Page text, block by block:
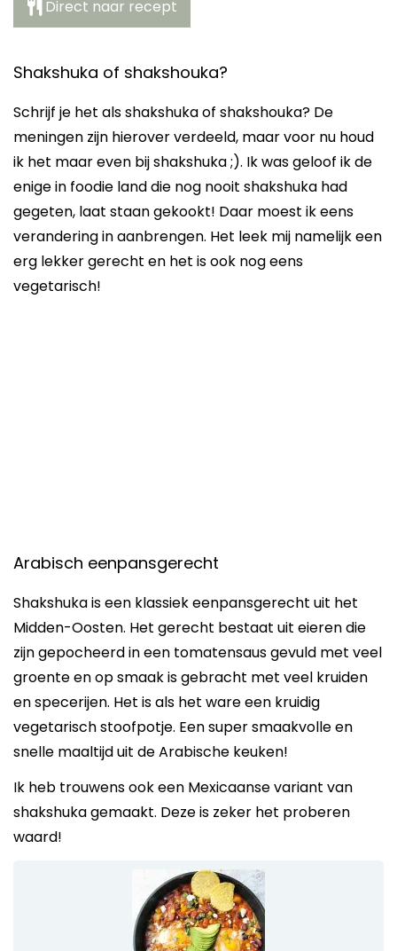
Direct naar recept
Shakshuka of shakshouka?
Schrijf je het als shakshuka of shakshouka? De
meningen zijn hierover verdeeld, maar voor nu houd
ik het maar even bij shakshuka ;). Ik was geloof ik de
enige in foodie land die nog nooit shakshuka had
gegeten, laat staan gekookt! Daar moest ik eens
verandering in aanbrengen. Het leek mij namelijk een
erg lekker gerecht en het is ook nog eens
vegetarisch!
Arabisch eenpansgerecht
Shakshuka is een klassiek eenpansgerecht uit het
Midden-Oosten. Het gerecht bestaat uit eieren die
zijn gepocheerd in een tomatensaus gevuld met veel
groente en op smaak is gebracht met veel kruiden
en specerijen. Het is als het ware een kruidig
vegetarisch stoofpotje. Een super smaakvolle en
snelle maaltijd uit de Arabische keuken!
Ik heb trouwens ook een Mexicaanse variant van
shakshuka gemaakt. Deze is zeker het proberen
waard!